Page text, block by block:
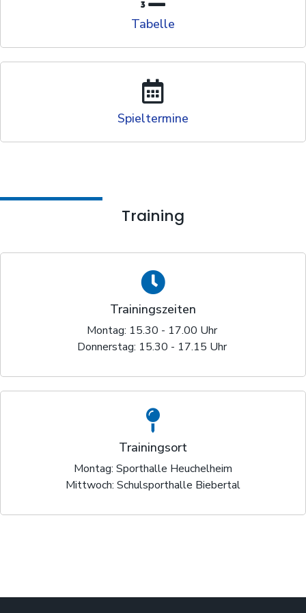
Tabelle
Spieltermine
Training
Trainingszeiten
Montag: 15.30 - 17.00 Uhr
Donnerstag: 15.30 - 17.15 Uhr
Trainingsort
Montag: Sporthalle Heuchelheim
Mittwoch: Schulsporthalle Biebertal